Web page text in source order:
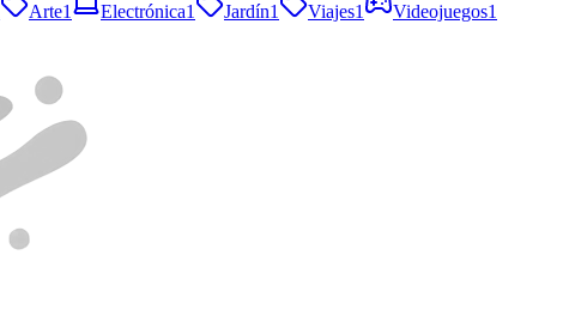
Arte1 Electrónica1 Jardín1 Viajes1 Videojuegos1